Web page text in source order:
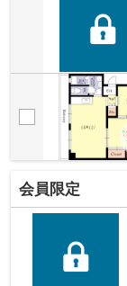
会員限定